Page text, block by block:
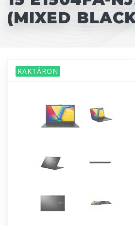
(MIXED
RAKTÁRON